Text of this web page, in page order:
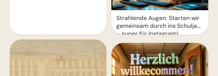
Strahlende Augen: Starten wir
gemeinsam durch ins Schuljahr
– super für Instagram!